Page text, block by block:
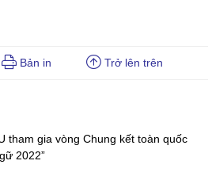
Bản in Trở lên trên
tham gia vòng Chung kết toàn quốc
2022”